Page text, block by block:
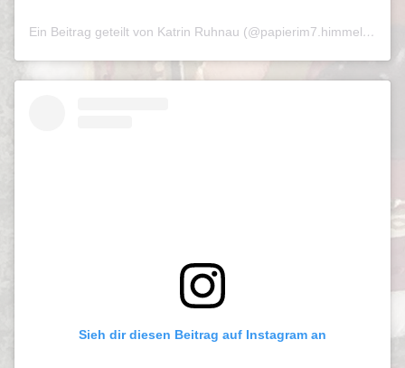
Ein Beitrag geteilt von Katrin Ruhnau (@papierim7.himmel)am
Sieh dir diesen Beitrag auf Instagram an